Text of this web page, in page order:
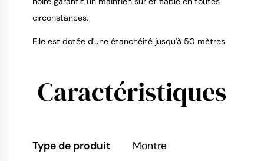
circonstances.
Elle est dotée d'une étanchéité jusqu'à 50 mètres.
Caractéristiques
Type de produit
Montre